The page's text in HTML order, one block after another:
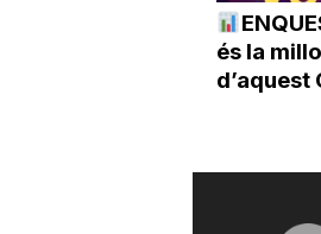
és la
d’aquest